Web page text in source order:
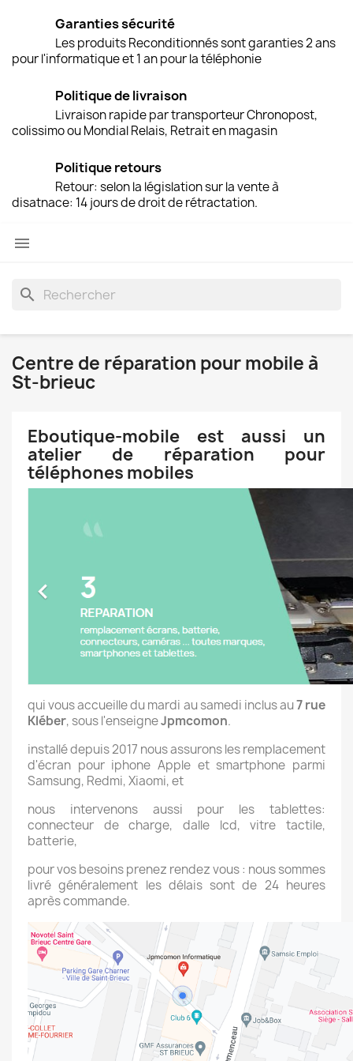
Garanties sécurité
Les produits Reconditionnés sont garanties 2 ans
pour l'informatique et 1 an pour la téléphonie
Politique de livraison
Livraison rapide par transporteur Chronopost,
colissimo ou Mondial Relais, Retrait en magasin
Politique retours
Retour: selon la législation sur la vente à
disatnace: 14 jours de droit de rétractation.

search
Centre de réparation pour mobile à
St-brieuc
Eboutique-mobile est aussi un
atelier de réparation pour
téléphones mobiles
qui vous accueille du mardi au samedi inclus au7 rue
Kléber, sous l'enseigneJpmcomon.
installé depuis 2017 nous assurons les remplacement
d'écran pour iphone Apple et smartphone parmi
Samsung, Redmi, Xiaomi, et
nous intervenons aussi pour les tablettes:
connecteur de charge, dalle lcd, vitre tactile,
batterie,
pour vos besoins prenez rendez vous : nous sommes
livré généralement les délais sont de 24 heures
après commande.